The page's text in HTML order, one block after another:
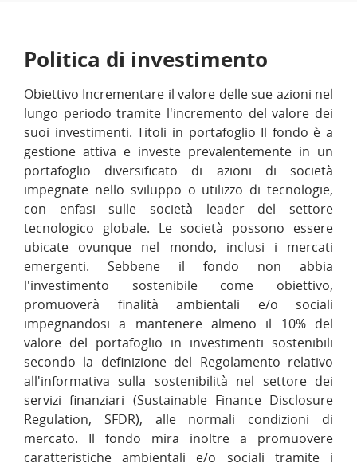
Politica di investimento
Obiettivo Incrementare il valore delle sue azioni nel
lungo periodo tramite l'incremento del valore dei
suoi investimenti. Titoli in portafoglio Il fondo è a
gestione attiva e investe prevalentemente in un
portafoglio diversificato di azioni di società
impegnate nello sviluppo o utilizzo di tecnologie,
con enfasi sulle società leader del settore
tecnologico globale. Le società possono essere
ubicate ovunque nel mondo, inclusi i mercati
emergenti. Sebbene il fondo non abbia
l'investimento sostenibile come obiettivo,
promuoverà finalità ambientali e/o sociali
impegnandosi a mantenere almeno il 10% del
valore del portafoglio in investimenti sostenibili
secondo la definizione del Regolamento relativo
all'informativa sulla sostenibilità nel settore dei
servizi finanziari (Sustainable Finance Disclosure
Regulation, SFDR), alle normali condizioni di
mercato. Il fondo mira inoltre a promuovere
caratteristiche ambientali e/o sociali tramite i